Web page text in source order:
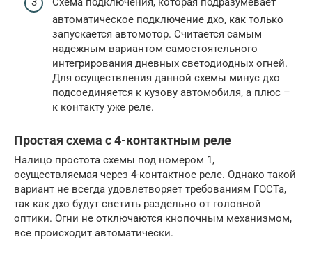
автоматическое подключение дхо, как только
запускается автомотор. Считается самым
надежным вариантом самостоятельного
интегрирования дневных светодиодных огней.
Для осуществления данной схемы минус дхо
подсоединяется к кузову автомобиля, а плюс –
к контакту уже реле.
Простая схема с 4-контактным реле
Налицо простота схемы под номером 1,
осуществляемая через 4-контактное реле. Однако такой
вариант не всегда удовлетворяет требованиям ГОСТа,
так как дхо будут светить раздельно от головной
оптики. Огни не отключаются кнопочным механизмом,
все происходит автоматически.